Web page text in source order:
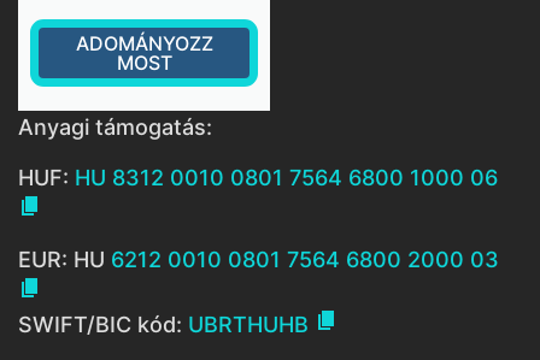
ADOMÁNYOZZ
MOST
Anyagi támogatás:
HUF: HU 8312 0010 0801 7564 6800 1000 06

EUR: HU 6212 0010 0801 7564 6800 2000 03

SWIFT/BIC kód: UBRTHUHB 